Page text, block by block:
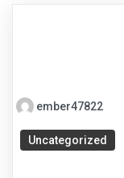
ember47822
Uncategorized